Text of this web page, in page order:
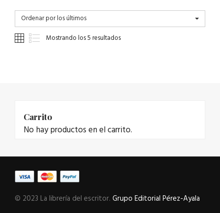
Ordenar por los últimos
Mostrando los 5 resultados
Carrito
No hay productos en el carrito.
© 2023 La librería del escritor. Grupo Editorial Pérez-Ayala